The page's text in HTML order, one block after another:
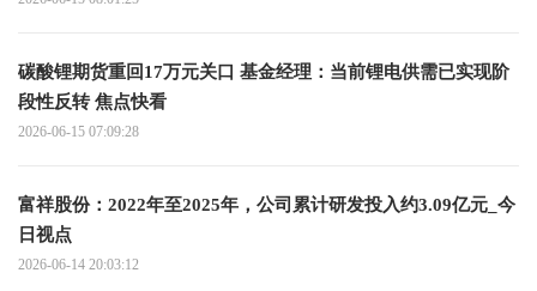
碳酸锂期货重回17万元关口 基金经理：当前锂电供需已实现阶
段性反转 焦点快看
2026-06-15 07:09:28
富祥股份：2022年至2025年，公司累计研发投入约3.09亿元_今
日视点
2026-06-14 20:03:12